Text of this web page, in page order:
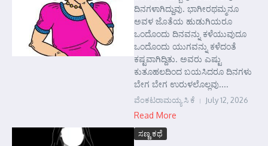
ದಿನಗಳಾಗಿದ್ದುವು. ಭಾಗೀರಥಮ್ಮನೂ
ಅವಳ ಜೊತೆಯ ಹುಡುಗಿಯರೂ
ಒಂದೊಂದು ದಿನವನ್ನು ಕಳೆಯುವುದೂ
ಒಂದೊಂದು ಯುಗವನ್ನು ಕಳೆದಂತೆ
ಕಷ್ಟವಾಗಿದ್ದಿತು. ಅವರು ಎಷ್ಟು
ಕುತೂಹಲದಿಂದ ಬಯಸಿದರೂ ದಿನಗಳು
ಬೇಗ ಬೇಗ ಉರುಳಲೊಲ್ಲವು....
ವೆಂಕಟರಾಮಯ್ಯ ಸಿ ಕೆ July 12, 2026
Read More
ಸಣ್ಣ ಕಥೆ